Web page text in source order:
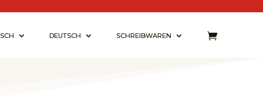
DEUTSCH SCHREIBWAREN